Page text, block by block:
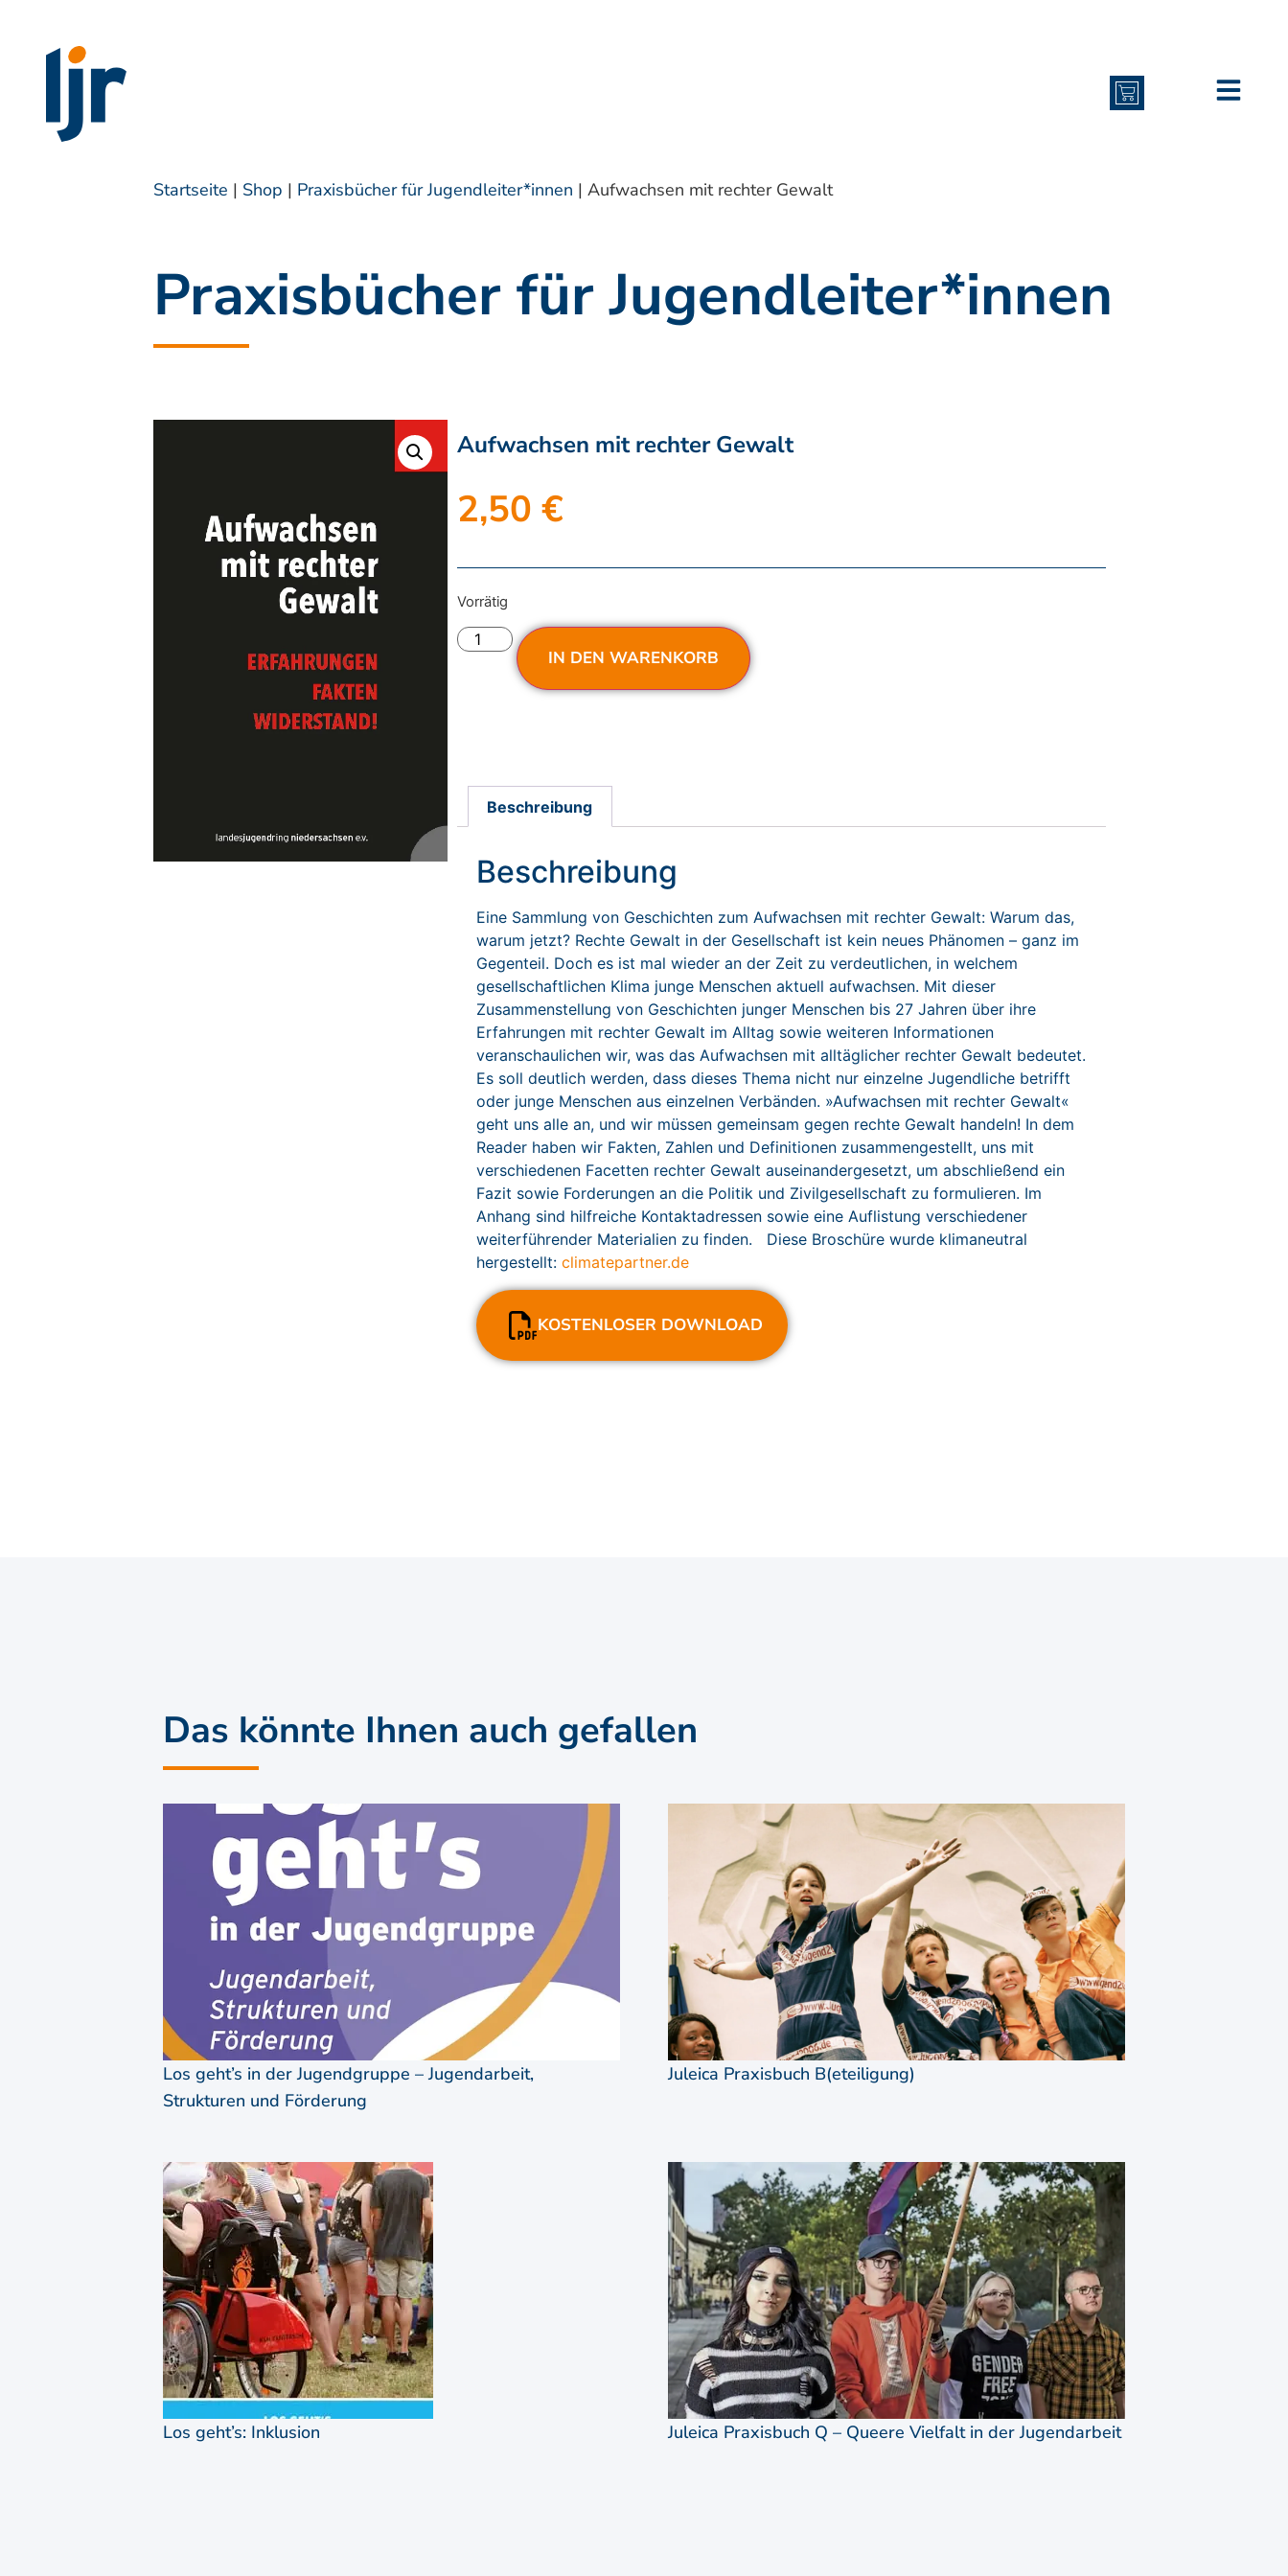
Startseite | Shop | Praxisbücher für Jugendleiter*innen | Aufwachsen mit rechter Gewalt
Praxisbücher für Jugendleiter*innen
Aufwachsen mit rechter Gewalt
2,50€
Vorrätig
IN DEN WARENKORB
Beschreibung
Beschreibung
Eine Sammlung von Geschichten zum Aufwachsen mit rechter Gewalt: Warum das,
warum jetzt? Rechte Gewalt in der Gesellschaft ist kein neues Phänomen – ganz im
Gegenteil. Doch es ist mal wieder an der Zeit zu verdeutlichen, in welchem
gesellschaftlichen Klima junge Menschen aktuell aufwachsen. Mit dieser
Zusammenstellung von Geschichten junger Menschen bis 27 Jahren über ihre
Erfahrungen mit rechter Gewalt im Alltag sowie weiteren Informationen
veranschaulichen wir, was das Aufwachsen mit alltäglicher rechter Gewalt bedeutet.
Es soll deutlich werden, dass dieses Thema nicht nur einzelne Jugendliche betrifft
oder junge Menschen aus einzelnen Verbänden. »Aufwachsen mit rechter Gewalt«
geht uns alle an, und wir müssen gemeinsam gegen rechte Gewalt handeln! In dem
Reader haben wir Fakten, Zahlen und Definitionen zusammengestellt, uns mit
verschiedenen Facetten rechter Gewalt auseinandergesetzt, um abschließend ein
Fazit sowie Forderungen an die Politik und Zivilgesellschaft zu formulieren. Im
Anhang sind hilfreiche Kontaktadressen sowie eine Auflistung verschiedener
weiterführender Materialien zu finden. Diese Broschüre wurde klimaneutral
hergestellt:climatepartner.de
KOSTENLOSER DOWNLOAD
Das könnte Ihnen auch gefallen
Los geht’s in der Jugendgruppe – Jugendarbeit,
Strukturen und Förderung
Juleica Praxisbuch B(eteiligung)
Los geht’s: Inklusion Juleica Praxisbuch Q – Queere Vielfalt in der Jugendarbeit